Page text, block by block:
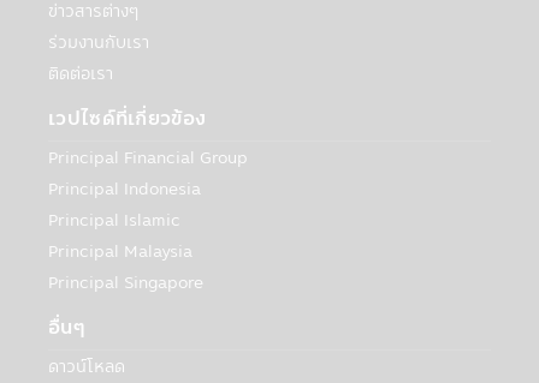
เกี่ยวกับวิธีการ เวลา และเหตุผลที่ผู้ใช้ไปที่
เว็บไซต์และใช้บริการของบริษัทฯ ข้อมูลนี้จะไม่
ระบุตัวตนของท่านหรือให้ข้อมูลเกี่ยวกับการใช้
เปิดเผยข้อมูลส่วนบุคคลของท่านกับบุคคล
ปราศจากความยินยอมของท่าน
กับบุคคลภายนอก
เพื่อวัตถุประสงค์ทางธุรกิจของบริษัทฯหรือตาม
ที่กฎหมายกำหนดหรืออนุญาต:
บุคคลอื่นเพื่อวัตถุประสงค์ทางธุรกิจของบริษัท
จัดการหรือตามที่กฎหมายกำหนดหรืออนุญาต
ข่าวสารต่างๆ
ร่วมงานกับเรา
ติดต่อเรา
เวปไซด์ที่เกี่ยวข้อง
Principal Financial Group
Principal Indonesia
Principal Islamic
Principal Malaysia
Principal Singapore
อื่นๆ
ดาวน์โหลด